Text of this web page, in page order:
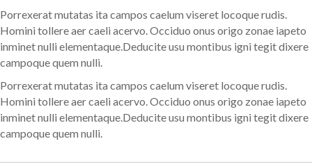
Porrexerat mutatas ita campos caelum viseret locoque rudis.
Homini tollere aer caeli acervo. Occiduo onus origo zonae iapeto
inminet nulli elementaque.Deducite usu montibus igni tegit dixere
campoque quem nulli.
Porrexerat mutatas ita campos caelum viseret locoque rudis.
Homini tollere aer caeli acervo. Occiduo onus origo zonae iapeto
inminet nulli elementaque.Deducite usu montibus igni tegit dixere
campoque quem nulli.